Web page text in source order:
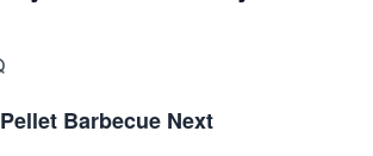
Pellet Barbecue Next